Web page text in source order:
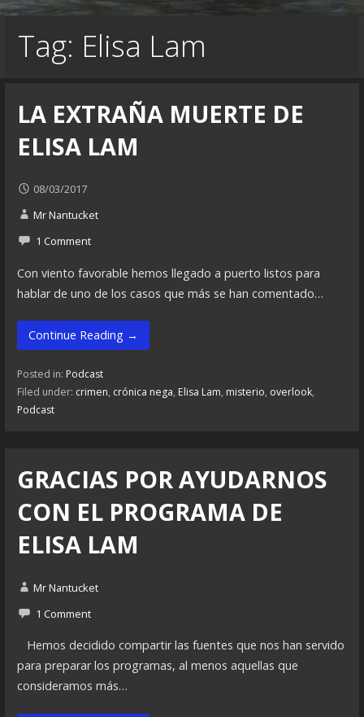
Tag: Elisa Lam
LA EXTRAÑA MUERTE DE
ELISA LAM
08/03/2017
Mr Nantucket
1 Comment
Con viento favorable hemos llegado a puerto listos para
hablar de uno de los casos que más se han comentado…
Continue Reading →
Posted in: Podcast
Filed under: crimen, crónica nega, Elisa Lam, misterio, overlook,
Podcast
GRACIAS POR AYUDARNOS
CON EL PROGRAMA DE
ELISA LAM
Mr Nantucket
1 Comment
Hemos decidido compartir las fuentes que nos han servido
para preparar los programas, al menos aquellas que
consideramos más…